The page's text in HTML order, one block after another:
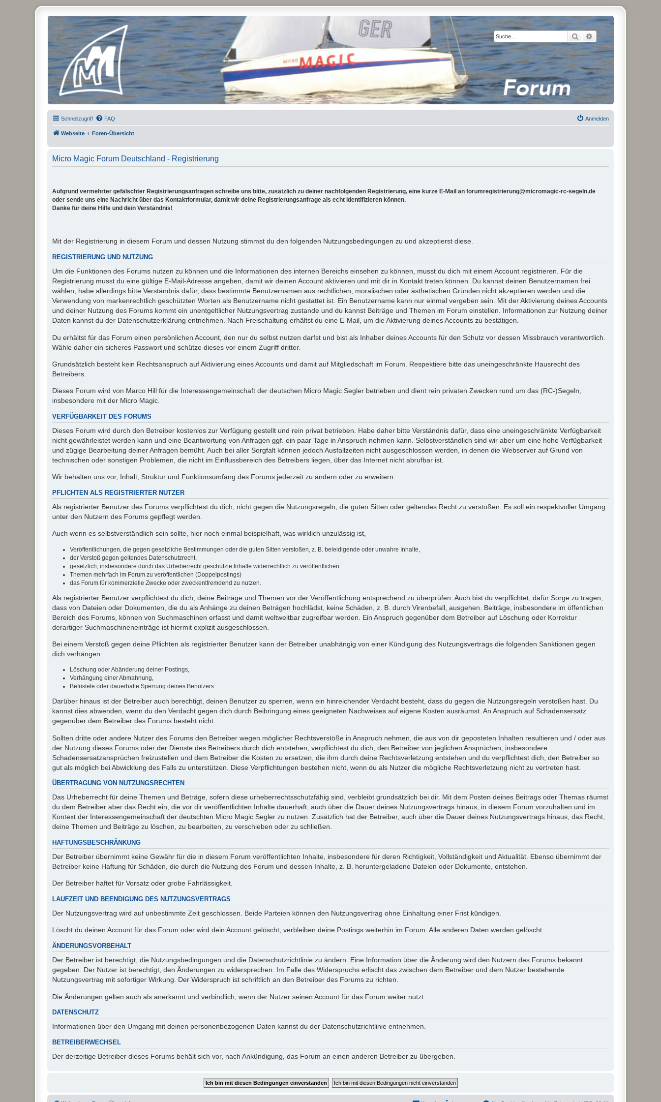
Suche Erweiterte Suche
Micro Magic Forum Deutschland
Schnellzugriff FAQ Anmelden
Webseite Foren-Übersicht
Micro Magic Forum Deutschland - Registrierung
Aufgrund vermehrter gefälschter Registrierungsanfragen schreibe uns bitte, zusätzlich zu deiner nachfolgenden Registrierung, eine kurze E-Mail an forumregistrierung@micromagic-rc-segeln.de
oder sende uns eine Nachricht über das Kontaktformular, damit wir deine Registrierungsanfrage als echt identifizieren können.
Danke für deine Hilfe und dein Verständnis!
Mit der Registrierung in diesem Forum und dessen Nutzung stimmst du den folgenden Nutzungsbedingungen zu und akzeptierst diese.
REGISTRIERUNG UND NUTZUNG
Um die Funktionen des Forums nutzen zu können und die Informationen des internen Bereichs einsehen zu können, musst du dich mit einem Account registrieren. Für die
Registrierung musst du eine gültige E-Mail-Adresse angeben, damit wir deinen Account aktivieren und mit dir in Kontakt treten können. Du kannst deinen Benutzernamen frei
wählen, habe allerdings bitte Verständnis dafür, dass bestimmte Benutzernamen aus rechtlichen, moralischen oder ästhetischen Gründen nicht akzeptieren werden und die
Verwendung von markenrechtlich geschützten Worten als Benutzername nicht gestattet ist. Ein Benutzername kann nur einmal vergeben sein. Mit der Aktivierung deines Accounts
und deiner Nutzung des Forums kommt ein unentgeltlicher Nutzungsvertrag zustande und du kannst Beiträge und Themen im Forum einstellen. Informationen zur Nutzung deiner
Daten kannst du der Datenschutzerklärung entnehmen. Nach Freischaltung erhältst du eine E-Mail, um die Aktivierung deines Accounts zu bestätigen.
Du erhältst für das Forum einen persönlichen Account, den nur du selbst nutzen darfst und bist als Inhaber deines Accounts für den Schutz vor dessen Missbrauch verantwortlich.
Wähle daher ein sicheres Passwort und schütze dieses vor einem Zugriff dritter.
Grundsätzlich besteht kein Rechtsanspruch auf Aktivierung eines Accounts und damit auf Mitgliedschaft im Forum. Respektiere bitte das uneingeschränkte Hausrecht des
Betreibers.
Dieses Forum wird von Marco Hill für die Interessengemeinschaft der deutschen Micro Magic Segler betrieben und dient rein privaten Zwecken rund um das (RC-)Segeln,
insbesondere mit der Micro Magic.
VERFÜGBARKEIT DES FORUMS
Dieses Forum wird durch den Betreiber kostenlos zur Verfügung gestellt und rein privat betrieben. Habe daher bitte Verständnis dafür, dass eine uneingeschränkte Verfügbarkeit
nicht gewährleistet werden kann und eine Beantwortung von Anfragen ggf. ein paar Tage in Anspruch nehmen kann. Selbstverständlich sind wir aber um eine hohe Verfügbarkeit
und zügige Bearbeitung deiner Anfragen bemüht. Auch bei aller Sorgfalt können jedoch Ausfallzeiten nicht ausgeschlossen werden, in denen die Webserver auf Grund von
technischen oder sonstigen Problemen, die nicht im Einflussbereich des Betreibers liegen, über das Internet nicht abrufbar ist.
Wir behalten uns vor, Inhalt, Struktur und Funktionsumfang des Forums jederzeit zu ändern oder zu erweitern.
PFLICHTEN ALS REGISTRIERTER NUTZER
Als registrierter Benutzer des Forums verpflichtest du dich, nicht gegen die Nutzungsregeln, die guten Sitten oder geltendes Recht zu verstoßen. Es soll ein respektvoller Umgang
unter den Nutzern des Forums gepflegt werden.
Auch wenn es selbstverständlich sein sollte, hier noch einmal beispielhaft, was wirklich unzulässig ist,
Veröffentlichungen, die gegen gesetzliche Bestimmungen oder die guten Sitten verstoßen, z. B. beleidigende oder unwahre Inhalte,
der Verstoß gegen geltendes Datenschutzrecht,
gesetzlich, insbesondere durch das Urheberrecht geschützte Inhalte widerrechtlich zu veröffentlichen
Themen mehrfach im Forum zu veröffentlichen (Doppelpostings)
das Forum für kommerzielle Zwecke oder zweckentfremdend zu nutzen.
Als registrierter Benutzer verpflichtest du dich, deine Beiträge und Themen vor der Veröffentlichung entsprechend zu überprüfen. Auch bist du verpflichtet, dafür Sorge zu tragen,
dass von Dateien oder Dokumenten, die du als Anhänge zu deinen Beträgen hochlädst, keine Schäden, z. B. durch Virenbefall, ausgehen. Beiträge, insbesondere im öffentlichen
Bereich des Forums, können von Suchmaschinen erfasst und damit weltweitbar zugreifbar werden. Ein Anspruch gegenüber dem Betreiber auf Löschung oder Korrektur
derartiger Suchmaschineneinträge ist hiermit explizit ausgeschlossen.
Bei einem Verstoß gegen deine Pflichten als registrierter Benutzer kann der Betreiber unabhängig von einer Kündigung des Nutzungsvertrags die folgenden Sanktionen gegen
dich verhängen:
Löschung oder Abänderung deiner Postings,
Verhängung einer Abmahnung,
Befristete oder dauerhafte Sperrung deines Benutzers.
Darüber hinaus ist der Betreiber auch berechtigt, deinen Benutzer zu sperren, wenn ein hinreichender Verdacht besteht, dass du gegen die Nutzungsregeln verstoßen hast. Du
kannst dies abwenden, wenn du den Verdacht gegen dich durch Beibringung eines geeigneten Nachweises auf eigene Kosten ausräumst. An Anspruch auf Schadensersatz
gegenüber dem Betreiber des Forums besteht nicht.
Sollten dritte oder andere Nutzer des Forums den Betreiber wegen möglicher Rechtsverstöße in Anspruch nehmen, die aus von dir geposteten Inhalten resultieren und / oder aus
der Nutzung dieses Forums oder der Dienste des Betreibers durch dich entstehen, verpflichtest du dich, den Betreiber von jeglichen Ansprüchen, insbesondere
Schadensersatzansprüchen freizustellen und dem Betreiber die Kosten zu ersetzen, die ihm durch deine Rechtsverletzung entstehen und du verpflichtest dich, den Betreiber so
gut als möglich bei Abwicklung des Falls zu unterstützen. Diese Verpflichtungen bestehen nicht, wenn du als Nutzer die mögliche Rechtsverletzung nicht zu vertreten hast.
ÜBERTRAGUNG VON NUTZUNGSRECHTEN
Das Urheberrecht für deine Themen und Beträge, sofern diese urheberrechtsschutzfähig sind, verbleibt grundsätzlich bei dir. Mit dem Posten deines Beitrags oder Themas räumst
du dem Betreiber aber das Recht ein, die vor dir veröffentlichten Inhalte dauerhaft, auch über die Dauer deines Nutzungsvertrags hinaus, in diesem Forum vorzuhalten und im
Kontext der Interessengemeinschaft der deutschten Micro Magic Segler zu nutzen. Zusätzlich hat der Betreiber, auch über die Dauer deines Nutzungsvertrags hinaus, das Recht,
deine Themen und Beiträge zu löschen, zu bearbeiten, zu verschieben oder zu schließen.
HAFTUNGSBESCHRÄNKUNG
Der Betreiber übernimmt keine Gewähr für die in diesem Forum veröffentlichten Inhalte, insbesondere für deren Richtigkeit, Vollständigkeit und Aktualität. Ebenso übernimmt der
Betreiber keine Haftung für Schäden, die durch die Nutzung des Forum und dessen Inhalte, z. B. heruntergeladene Dateien oder Dokumente, entstehen.
Der Betreiber haftet für Vorsatz oder grobe Fahrlässigkeit.
LAUFZEIT UND BEENDIGUNG DES NUTZUNGSVERTRAGS
Der Nutzungsvertrag wird auf unbestimmte Zeit geschlossen. Beide Parteien können den Nutzungsvertrag ohne Einhaltung einer Frist kündigen.
Löscht du deinen Account für das Forum oder wird dein Account gelöscht, verbleiben deine Postings weiterhin im Forum. Alle anderen Daten werden gelöscht.
ÄNDERUNGSVORBEHALT
Der Betreiber ist berechtigt, die Nutzungsbedingungen und die Datenschutzrichtlinie zu ändern. Eine Information über die Änderung wird den Nutzern des Forums bekannt
gegeben. Der Nutzer ist berechtigt, den Änderungen zu widersprechen. Im Falle des Widerspruchs erlischt das zwischen dem Betreiber und dem Nutzer bestehende
Nutzungsvertrag mit sofortiger Wirkung. Der Widerspruch ist schriftlich an den Betreiber des Forums zu richten.
Die Änderungen gelten auch als anerkannt und verbindlich, wenn der Nutzer seinen Account für das Forum weiter nutzt.
DATENSCHUTZ
Informationen über den Umgang mit deinen personenbezogenen Daten kannst du der Datenschutzrichtlinie entnehmen.
BETREIBERWECHSEL
Der derzeitige Betreiber dieses Forums behält sich vor, nach Ankündigung, das Forum an einen anderen Betreiber zu übergeben.